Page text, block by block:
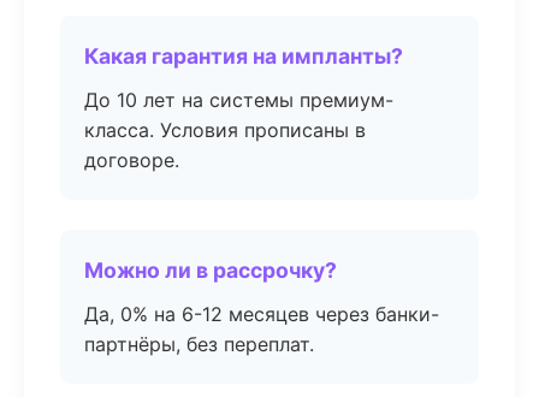
Какая гарантия на импланты?
До 10 лет на системы премиум-
класса. Условия прописаны в
договоре.
Можно ли в рассрочку?
Да, 0% на 6-12 месяцев через банки-
партнёры, без переплат.